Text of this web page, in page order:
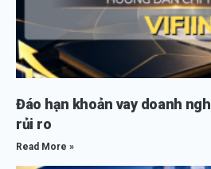
Đáo hạn khoản vay doanh
rủi ro
Read More »